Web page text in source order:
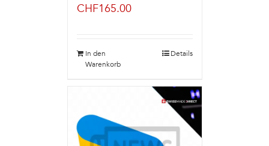
CHF165.00
In den
Warenkorb
Details